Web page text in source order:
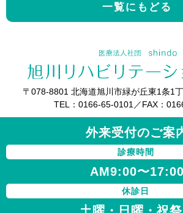
一覧にもどる
〒078-8801 北海道旭川市緑が丘東1条1丁
TEL：0166-65-0101／FAX：
外来受付のご案
診療時間
AM9:00〜17:00
休診日
土曜・日曜・祝祭